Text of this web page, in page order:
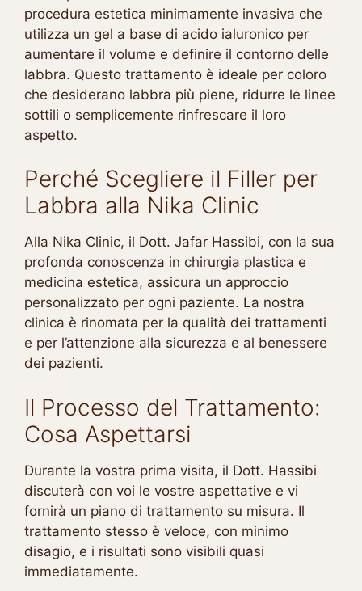
procedura estetica minimamente invasiva che
utilizza un gel a base di acido ialuronico per
aumentare il volume e definire il contorno delle
labbra. Questo trattamento è ideale per coloro
che desiderano labbra più piene, ridurre le linee
sottili o semplicemente rinfrescare il loro
aspetto.
Perché Scegliere il Filler per
Labbra alla Nika Clinic
Alla Nika Clinic, il Dott. Jafar Hassibi, con la sua
profonda conoscenza in chirurgia plastica e
medicina estetica, assicura un approccio
personalizzato per ogni paziente. La nostra
clinica è rinomata per la qualità dei trattamenti
e per l’attenzione alla sicurezza e al benessere
dei pazienti.
Il Processo del Trattamento:
Cosa Aspettarsi
Durante la vostra prima visita, il Dott. Hassibi
discuterà con voi le vostre aspettative e vi
fornirà un piano di trattamento su misura. Il
trattamento stesso è veloce, con minimo
disagio, e i risultati sono visibili quasi
immediatamente.